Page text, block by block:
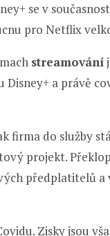
se v
pro Netflix
streamování
a právě
firma do služby
projekt.
předplatitelů a
Zisky jsou